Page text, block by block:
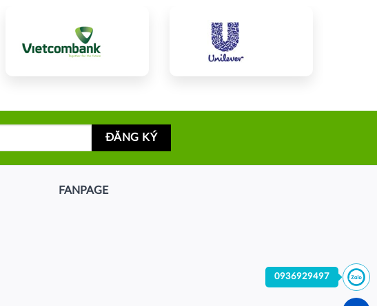
FANPAGE
0936929497